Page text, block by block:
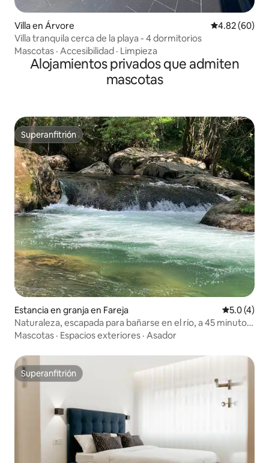
Villa en Árvore Calificación
4.82 (60)
Villa tranquila cerca de la playa - 4 dormitorios
Mascotas · Accesibilidad · Limpieza
Alojamientos privados que admiten
mascotas
Superanfitrión
Superanfitrión
Estancia en granja en Fareja
5.0 (4)
Naturaleza, escapada para bañarse en el río, a 45 minutos
de Oporto
Mascotas · Espacios exteriores · Asador
Superanfitrión
Superanfitrión